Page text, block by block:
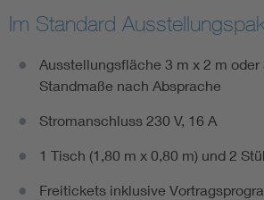
Im Standard
Ausstellungsfläche 3 m x 2 m oder
Standmaße nach Absprache
Stromanschluss 230 V, 16 A
1 Tisch (1,80 m x 0,80 m) und 2
Freitickets inklusive